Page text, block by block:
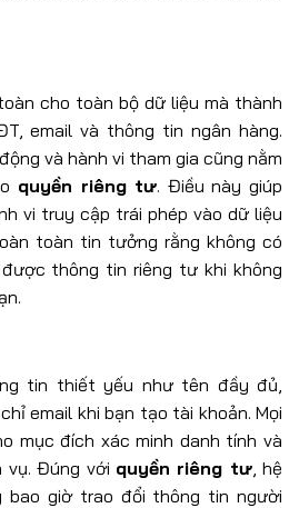
cho toàn bộ dữ liệu mà thành
email và thông tin ngân hàng.
và hành vi tham gia cũng nằm
quyền riêng tư. Điều này giúp
vi truy cập trái phép vào dữ liệu
toàn tin tưởng rằng không có
thông tin riêng tư khi không
tin thiết yếu như tên đầy đủ,
email khi bạn tạo tài khoản. Mọi
mục đích xác minh danh tính và
vụ. Đúng với quyền riêng tư, hệ
bao giờ trao đổi thông tin người